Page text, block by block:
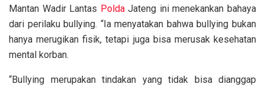
Mantan Wadir Lantas PoldaJateng ini menekankan bahaya
dari perilaku bullying. “Ia menyatakan bahwa bullying bukan
hanya merugikan fisik, tetapi juga bisa merusak kesehatan
mental korban.
“Bullying merupakan tindakan yang tidak bisa dianggap